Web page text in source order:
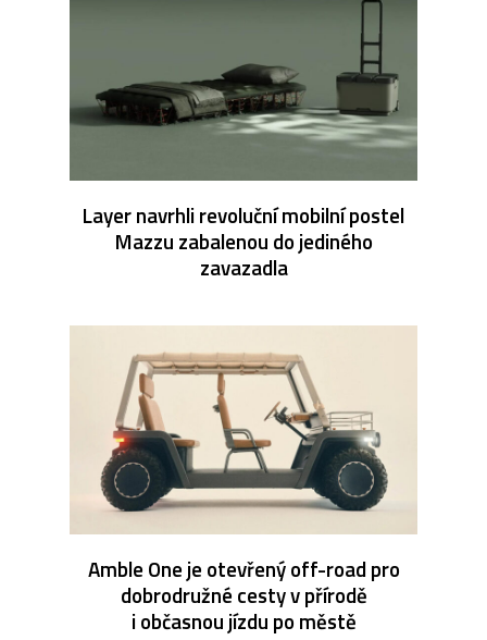
Layer navrhli revoluční mobilní postel
Mazzu zabalenou do jediného
zavazadla
Amble One je otevřený off-road pro
dobrodružné cesty v přírodě
i občasnou jízdu po městě